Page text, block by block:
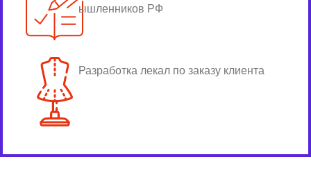
ышленников РФ
Разработка лекал по заказу клиента